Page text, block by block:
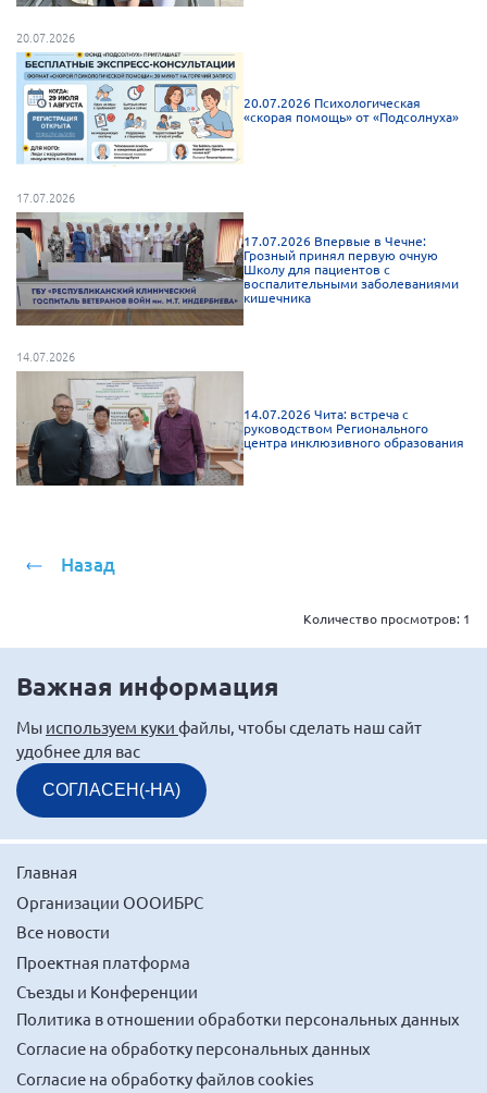
Ленинградская область
г. Москва
Московская область
Мурманская область
Нижегородская область
Новгородская область
Новосибирская область
Омская область
Пензенская область
Республика Башкортостан
Республика Бурятия
Республика Карелия
Ростовская область
г. Севастополь
Самарская область СОРС
Самарская область ПРИЗМА
Самарская область СГОРС
Свердловская область
Смоленская область
Сахалинская область
Томская область
Тульская область
Ульяновская область
Челябинская область
Ярославская область
20.07.2026
20.07.2026 Психологическая
«скорая помощь» от «Подсолнуха»
17.07.2026
17.07.2026 Впервые в Чечне:
Грозный принял первую очную
Школу для пациентов с
воспалительными заболеваниями
кишечника
14.07.2026
14.07.2026 Чита: встреча с
руководством Регионального
центра инклюзивного образования
Назад
Количество просмотров: 1
Важная информация
Мы используем куки файлы, чтобы сделать наш сайт
удобнее для вас
СОГЛАСЕН(-НА)
Главная
Организации ОООИБРС
Все новости
Проектная платформа
Съезды и Конференции
Политика в отношении обработки персональных данных
Согласие на обработку персональных данных
Согласие на обработку файлов cookies